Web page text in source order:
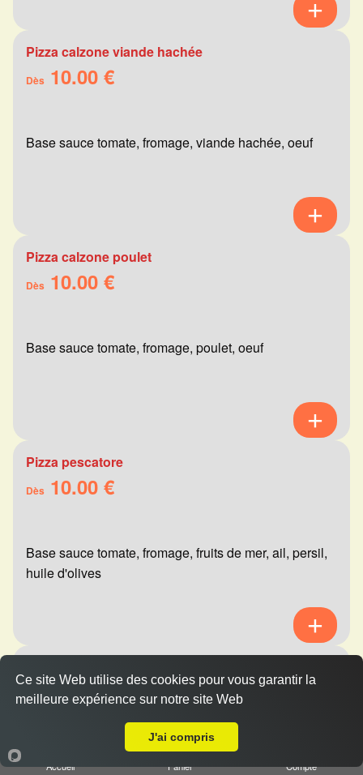
Pizza calzone viande hachée
Dès 10.00 €
Base sauce tomate, fromage, viande hachée, oeuf
Pizza calzone poulet
Dès 10.00 €
Base sauce tomate, fromage, poulet, oeuf
Pizza pescatore
Dès 10.00 €
Base sauce tomate, fromage, fruits de mer, ail, persil,
huile d'olives
Dès10.00 €
Base sauce tomate, fromage, viande hachée,
Accueil Panier Compte
Ce site Web utilise des cookies pour vous garantir la
meilleure expérience sur notre site Web
J'ai compris